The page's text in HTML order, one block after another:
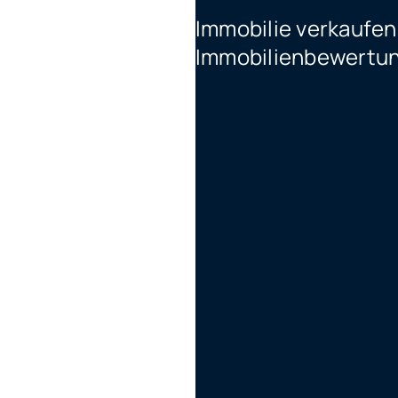
Immobilie verkaufen